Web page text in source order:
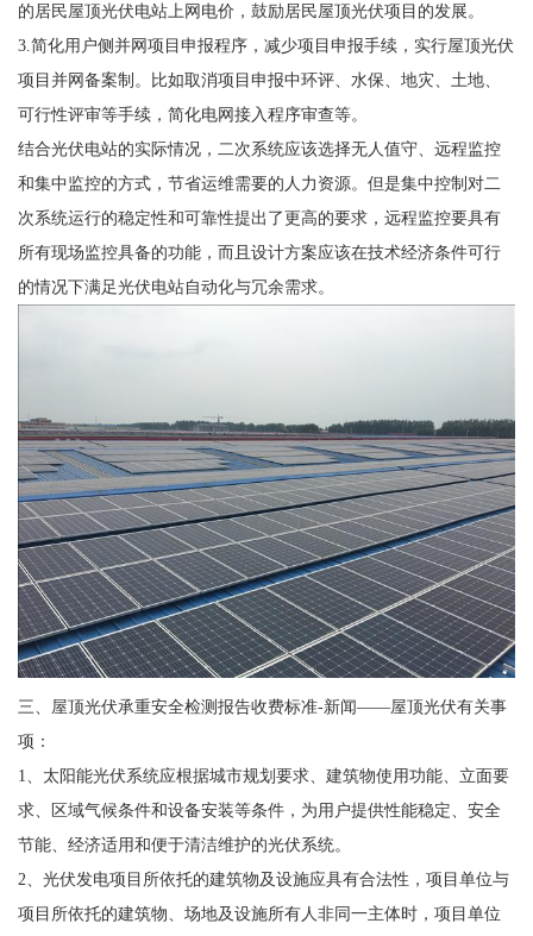
的居民屋顶光伏电站上网电价，鼓励居民屋顶光伏项目的发展。
3.简化用户侧并网项目申报程序，减少项目申报手续，实行屋顶光伏
项目并网备案制。比如取消项目申报中环评、水保、地灾、土地、
可行性评审等手续，简化电网接入程序审查等。
结合光伏电站的实际情况，二次系统应该选择无人值守、远程监控
和集中监控的方式，节省运维需要的人力资源。但是集中控制对二
次系统运行的稳定性和可靠性提出了更高的要求，远程监控要具有
所有现场监控具备的功能，而且设计方案应该在技术经济条件可行
的情况下满足光伏电站自动化与冗余需求。
三、屋顶光伏承重安全检测报告收费标准-新闻——屋顶光伏有关事
项：
1、太阳能光伏系统应根据城市规划要求、建筑物使用功能、立面要
求、区域气候条件和设备安装等条件，为用户提供性能稳定、安全
节能、经济适用和便于清洁维护的光伏系统。
2、光伏发电项目所依托的建筑物及设施应具有合法性，项目单位与
项目所依托的建筑物、场地及设施所有人非同一主体时，项目单位